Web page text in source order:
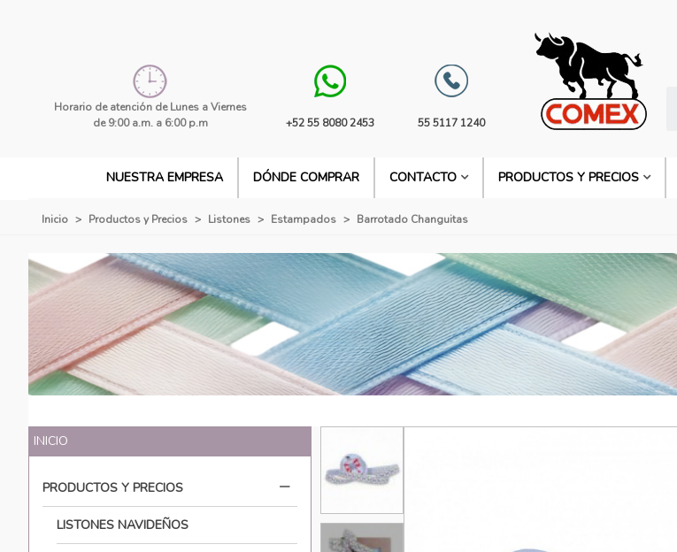
Horario de atención de Lunes a Viernes
de 9:00 a.m. a 6:00 p.m
+52 55 8080 2453 55 5117 1240
NUESTRA EMPRESA DÓNDE COMPRAR CONTACTO PRODUCTOS Y PRECIOS
Inicio > Productos y Precios > Listones > Estampados > Barrotado Changuitas
INICIO
PRODUCTOS Y PRECIOS
LISTONES NAVIDEÑOS